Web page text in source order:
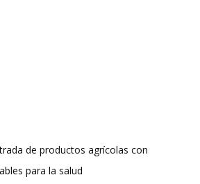
de productos agrícolas con
para la salud